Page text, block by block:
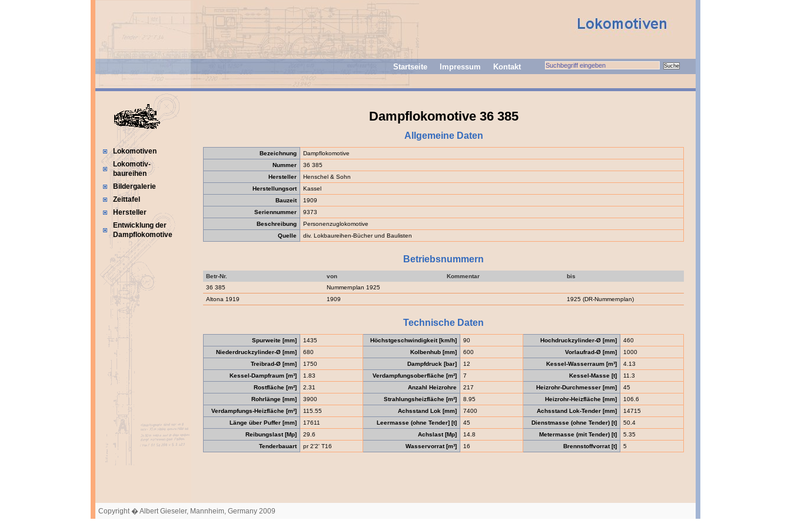
Startseite Impressum Kontakt
Lokomotiven
Lokomotiv-
baureihen
Bildergalerie
Zeittafel
Hersteller
Entwicklung der
Dampflokomotive
Dampflokomotive 36 385
Allgemeine Daten
Bezeichnung
Dampflokomotive
Nummer
36 385
Hersteller
Henschel & Sohn
Herstellungsort
Kassel
Bauzeit
1909
Seriennummer
9373
Beschreibung
Personenzuglokomotive
Quelle
div. Lokbaureihen-Bücher und Baulisten
Betriebsnummern
Betr-Nr. von Kommentar
bis
36 385
Nummernplan 1925
Altona 1919
1909 1925 (DR-Nummernplan)
Technische Daten
Spurweite [mm] 1435 Höchstgeschwindigkeit [km/h] 90 Hochdruckzylinder-Ø [mm]
460
Niederdruckzylinder-Ø [mm]
680 Kolbenhub [mm] 600 Vorlaufrad-Ø [mm]
1000
Treibrad-Ø [mm]
1750 Dampfdruck [bar] 12 Kessel-Wasserraum [m³]
4.13
Kessel-Dampfraum [m³]
1.83 Verdampfungsoberfläche [m²] 7 Kessel-Masse [t]
11.3
Rostfläche [m²]
2.31 Anzahl Heizrohre 217 Heizrohr-Durchmesser [mm]
45
Rohrlänge [mm]
3900 Strahlungsheizfläche [m²] 8.95 Heizrohr-Heizfläche [mm]
106.6
Verdampfungs-Heizfläche [m²]
115.55 Achsstand Lok [mm] 7400 Achsstand Lok-Tender [mm]
14715
Länge über Puffer [mm]
17611 Leermasse (ohne Tender] [t] 45 Dienstmasse (ohne Tender) [t]
50.4
Reibungslast [Mp]
29.6 Achslast [Mp] 14.8 Metermasse (mit Tender) [t]
5.35
Tenderbauart
pr 2'2' T16 Wasservorrat [m³] 16 Brennstoffvorrat [t] 5
Copyright � Albert Gieseler, Mannheim, Germany 2009